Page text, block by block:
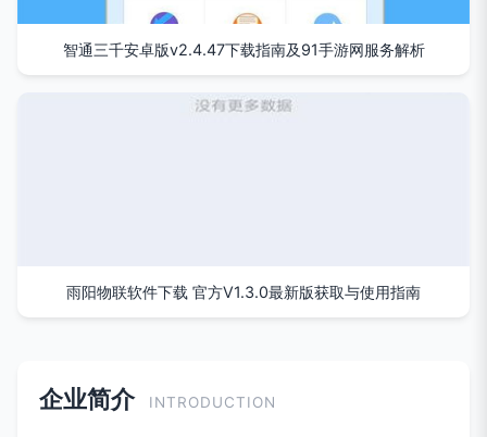
智通三千安卓版v2.4.47下载指南及91手游网服务解析
雨阳物联软件下载 官方V1.3.0最新版获取与使用指南
企业简介 INTRODUCTION